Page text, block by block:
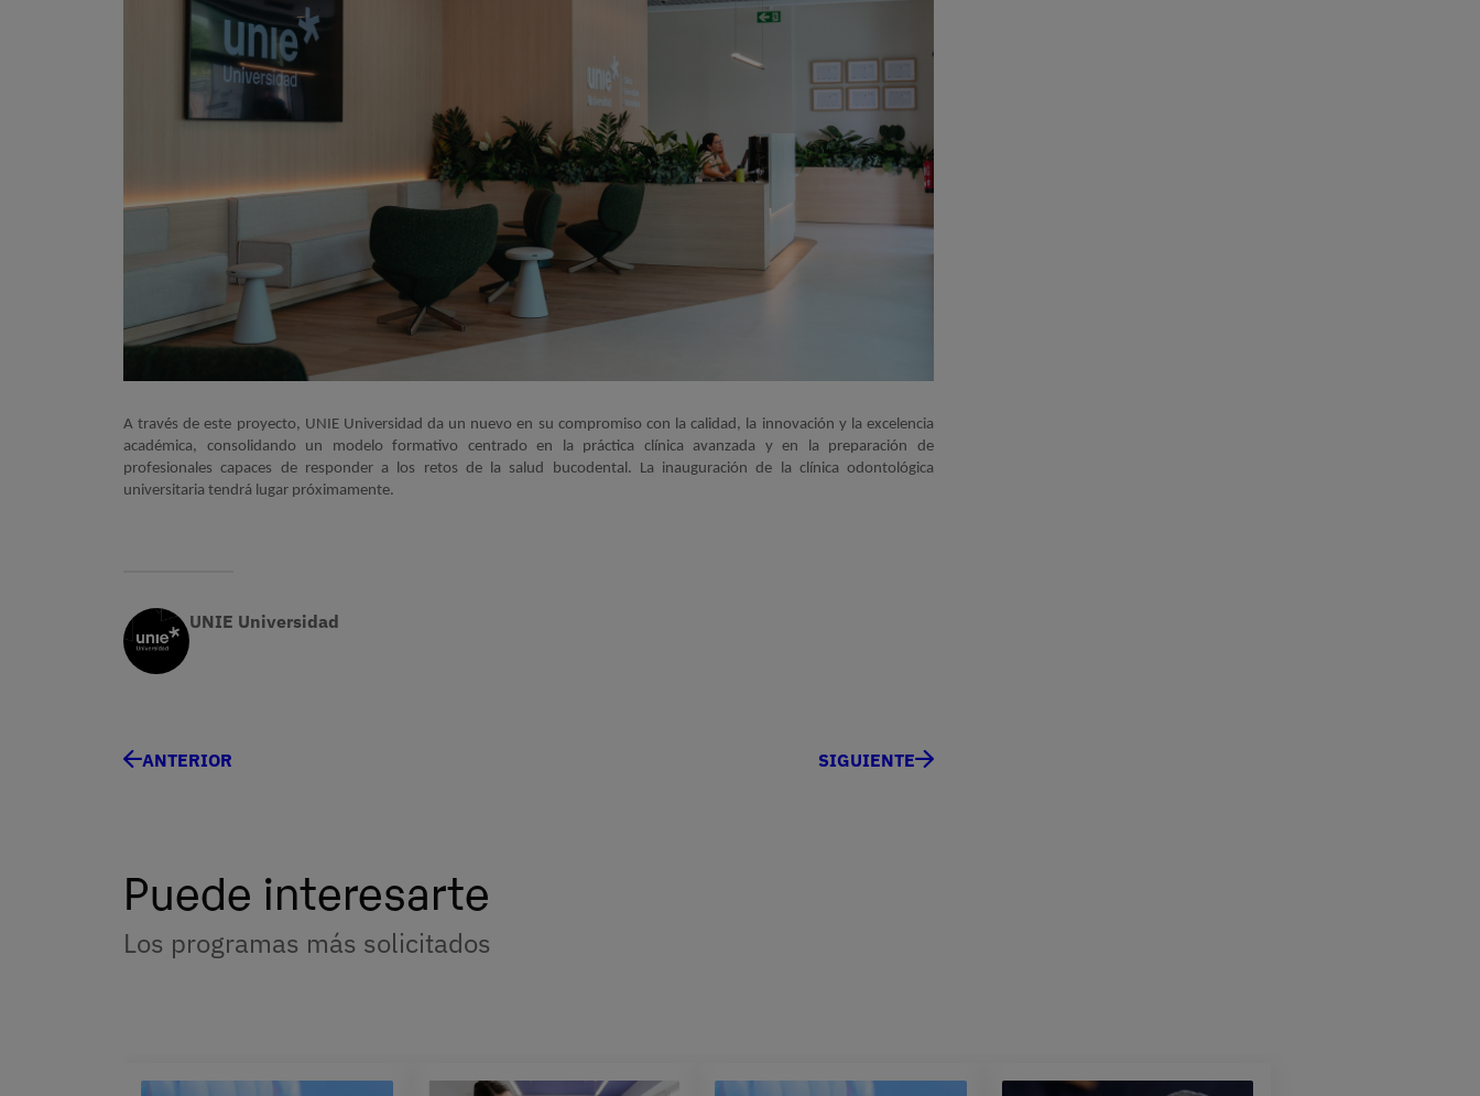
A través de este proyecto, UNIE Universidad da un nuevo en su compromiso con la calidad, la innovación y la excelencia
académica, consolidando un modelo formativo centrado en la práctica clínica avanzada y en la preparación de
profesionales capaces de responder a los retos de la salud bucodental. La inauguración de la clínica odontológica
universitaria tendrá lugar próximamente.
UNIE Universidad
ANTERIOR SIGUIENTE
Puede interesarte
Los programas más solicitados